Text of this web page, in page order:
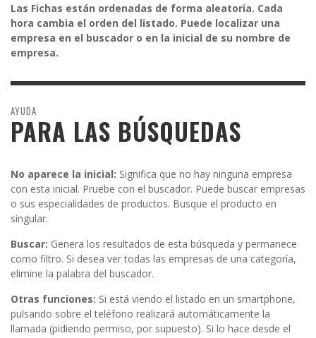
Las Fichas están ordenadas de forma aleatoria. Cada
hora cambia el orden del listado. Puede localizar una
empresa en el buscador o en la inicial de su nombre de
empresa.
AYUDA
PARA LAS BÚSQUEDAS
No aparece la inicial: Significa que no hay ninguna empresa
con esta inicial. Pruebe con el buscador. Puede buscar empresas
o sus especialidades de productos. Busque el producto en
singular.
Buscar: Genera los resultados de esta búsqueda y permanece
como filtro. Si desea ver todas las empresas de una categoría,
elimine la palabra del buscador.
Otras funciones: Si está viendo el listado en un smartphone,
pulsando sobre el teléfono realizará automáticamente la
llamada (pidiendo permiso, por supuesto). Si lo hace desde el